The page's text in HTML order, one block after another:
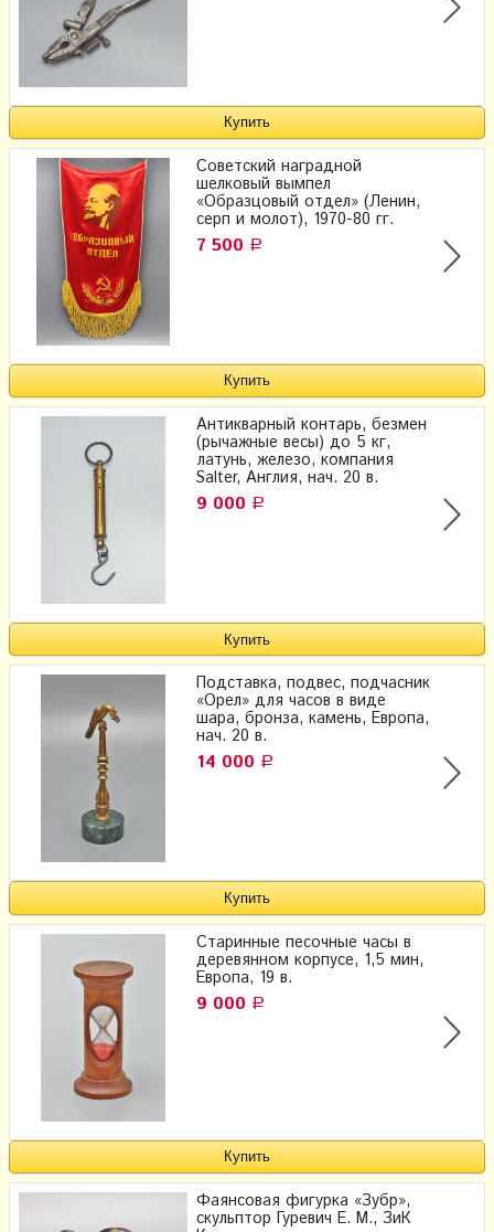
Советский наградной
шелковый вымпел
«Образцовый отдел» (Ленин,
серп и молот), 1970-80 гг.
7 500 Р
Антикварный контарь, безмен
(рычажные весы) до 5 кг,
латунь, железо, компания
Salter, Англия, нач. 20 в.
9 000 Р
Подставка, подвес, подчасник
«Орел» для часов в виде
шара, бронза, камень, Европа,
нач. 20 в.
14 000 Р
Старинные песочные часы в
деревянном корпусе, 1,5 мин,
Европа, 19 в.
9 000 Р
Фаянсовая фигурка «Зубр»,
скульптор Гуревич Е. М., ЗиК